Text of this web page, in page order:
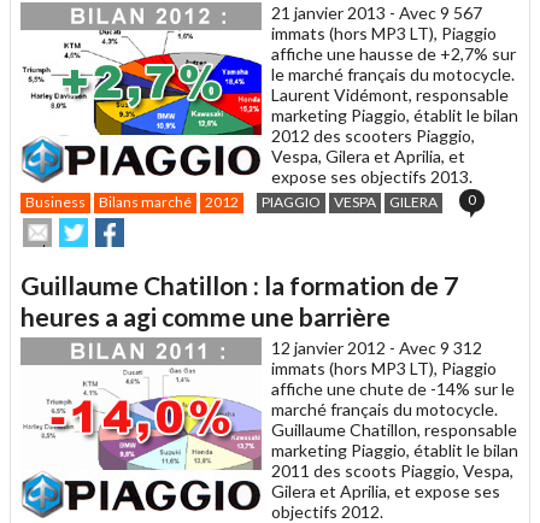
21 janvier 2013 - Avec 9 567
immats (hors MP3 LT), Piaggio
affiche une hausse de +2,7% sur
le marché français du motocycle.
Laurent Vidémont, responsable
marketing Piaggio, établit le bilan
2012 des scooters Piaggio,
Vespa, Gilera et Aprilia, et
expose ses objectifs 2013.
Business Bilans marché 2012 PIAGGIO VESPA GILERA 0
Envoyer
cet
à
un
ami
Partager
sur
sur
Guillaume Chatillon : la formation de 7
heures a agi comme une barrière
12 janvier 2012 - Avec 9 312
immats (hors MP3 LT), Piaggio
affiche une chute de -14% sur le
marché français du motocycle.
Guillaume Chatillon, responsable
marketing Piaggio, établit le bilan
2011 des scoots Piaggio, Vespa,
Gilera et Aprilia, et expose ses
objectifs 2012.